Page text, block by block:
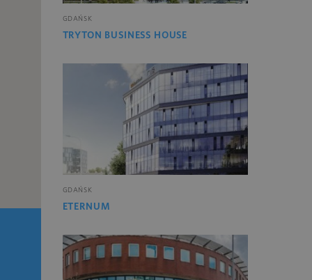
GDAŃSK
TRYTON BUSINESS HOUSE
GDAŃSK
ETERNUM